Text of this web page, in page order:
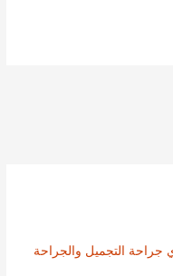
جراحة التجميل والجراحة